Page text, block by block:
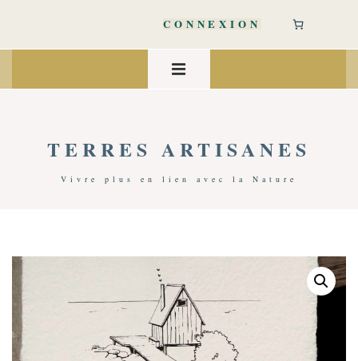
contenu
CONNEXION
TERRES ARTISANES
Vivre plus en lien avec la Nature